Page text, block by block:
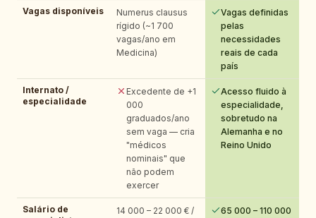
Vagas disponíveis
Numerus clausus
rígido (~1 700
vagas/ano em
Medicina)
Vagas definidas
pelas
necessidades
reais de cada
país
Internato /
especialidade
Excedente de +1
000
graduados/ano
sem vaga — cria
"médicos
nominais" que
não podem
exercer
Acesso fluido à
especialidade,
sobretudo na
Alemanha e no
Reino Unido
Salário de
14 000 – 22 000 € / 65 000 – 110 000